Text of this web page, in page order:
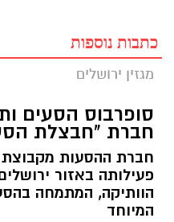
כתבות נוספות
מגזין ירושלים
סופרבוס הסעים
חברת "חבצלת
חברת ההסעות מקבוצת
פעילותה באזור
הוותיקה, המתמחה
המיוחד